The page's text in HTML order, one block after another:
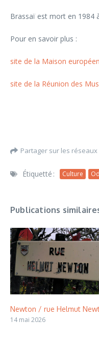
Brassaï est mort en 1984
Pour en savoir plus :
site de la Maison
site de la Réunion des
Partager sur les réseaux
Étiquetté : Culture
Publications
Newton / rue Helmut
14 mai 2026